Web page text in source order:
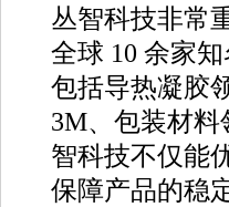
丛智科技非常
全球 10 余家
包括导热凝胶
3M、包装材
智科技不仅能
保障产品的稳